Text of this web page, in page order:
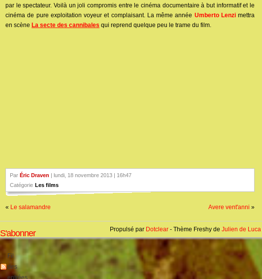
par le spectateur. Voilà un joli compromis entre le cinéma documentaire à but informatif et le
cinéma de pure exploitation voyeur et complaisant. La même année Umberto Lenzimettra
en scène La secte des cannibales qui reprend quelque peu le trame du film.
Par Éric Draven | lundi, 18 novembre 2013 | 16h47
Catégorie Les films
« Le salamandre Avere vent'anni »
S'abonner
Fil
des
entrées
Propulsé par Dotclear - Thème Freshy de Julien de Luca